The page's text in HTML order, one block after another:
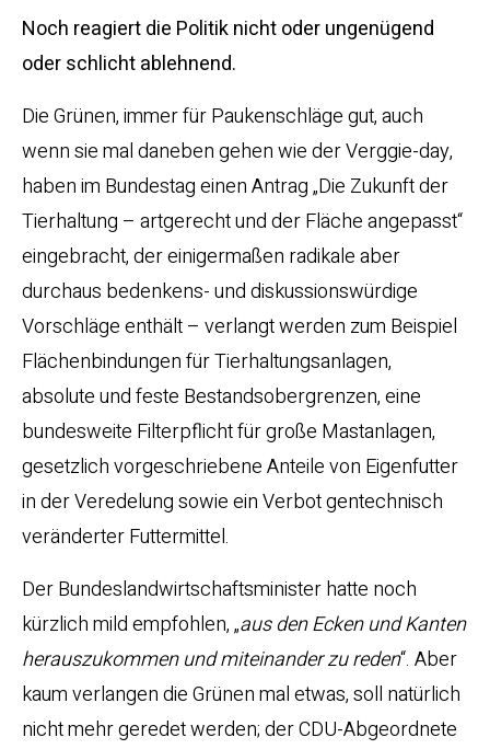
Noch reagiert die Politik nicht oder ungenügend
oder schlicht ablehnend.
Die Grünen, immer für Paukenschläge gut, auch
wenn sie mal daneben gehen wie der Verggie-day,
haben im Bundestag einen Antrag „Die Zukunft der
Tierhaltung – artgerecht und der Fläche angepasst“
eingebracht, der einigermaßen radikale aber
durchaus bedenkens- und diskussionswürdige
Vorschläge enthält – verlangt werden zum Beispiel
Flächenbindungen für Tierhaltungsanlagen,
absolute und feste Bestandsobergrenzen, eine
bundesweite Filterpflicht für große Mastanlagen,
gesetzlich vorgeschriebene Anteile von Eigenfutter
in der Veredelung sowie ein Verbot gentechnisch
veränderter Futtermittel.
Der Bundeslandwirtschaftsminister hatte noch
kürzlich mild empfohlen, „aus den Ecken und Kanten
herauszukommen und miteinander zu reden“. Aber
kaum verlangen die Grünen mal etwas, soll natürlich
nicht mehr geredet werden; der CDU-Abgeordnete